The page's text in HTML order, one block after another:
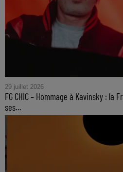
29 juillet 2026
FG CHIC – Hommage à Kavinsky : la
ses...